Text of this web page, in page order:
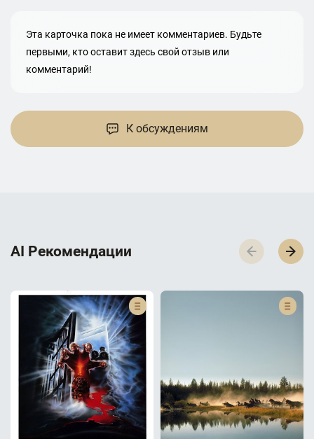
Эта карточка пока не имеет комментариев. Будьте
первыми, кто оставит здесь свой отзыв или
комментарий!
К обсуждениям
AI Р­е­к­о­м­е­н­д­а­ц­и­и